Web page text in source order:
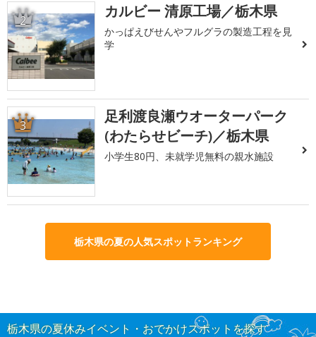
2 カルビー 清原工場／栃木県
かっぱえびせんやフルグラの製造工程を見
学
3
足利渡良瀬ウオーターパーク
(わたらせビーチ)／栃木県
小学生80円、未就学児無料の親水施設
栃木県の夏の人気スポットランキング
栃木県の夏休みイベント・おでかけスポットを探す